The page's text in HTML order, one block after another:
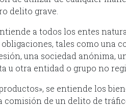
o un otro
a todos los entes
tales como una
una sociedad anónima,
u otra entidad o grupo no
se entiende los
comisión de un delito de